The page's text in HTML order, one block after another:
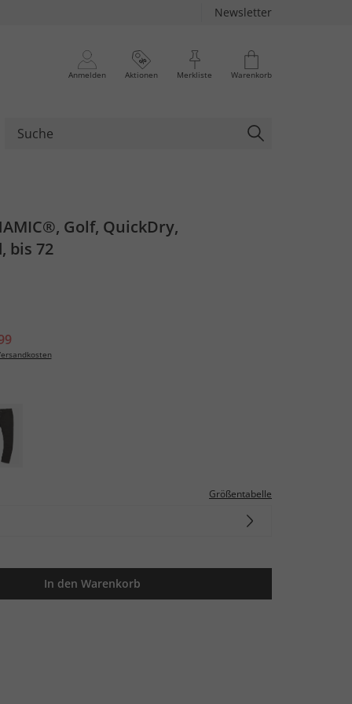
Newsletter
Anmelden Aktionen Merkliste Warenkorb
Golf, QuickDry,
bis 72
Größentabelle
In den Warenkorb